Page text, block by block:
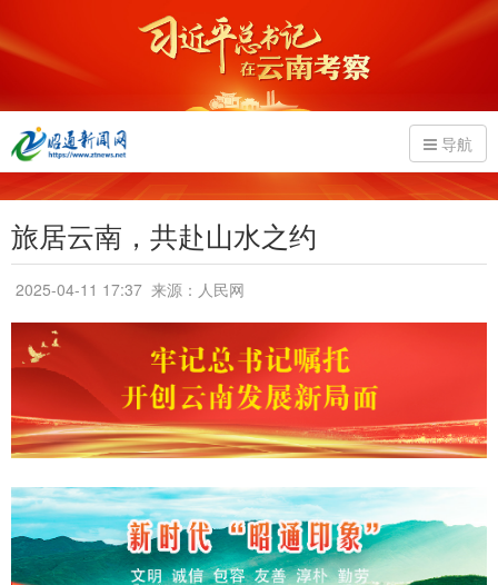
导航
旅居云南，共赴山水之约
2025-04-11 17:37 来源：人民网